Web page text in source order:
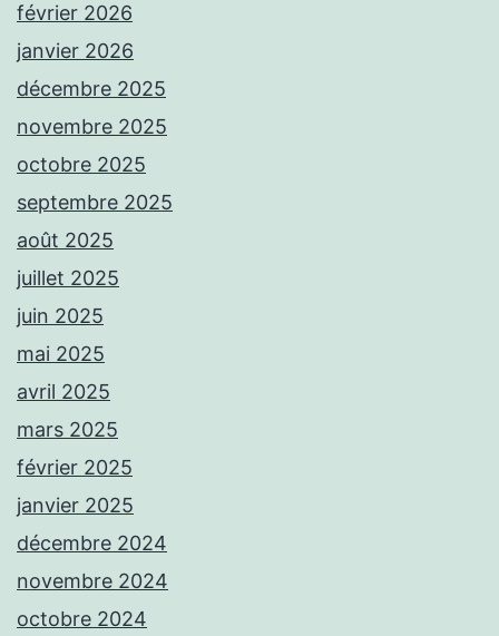
février 2026
janvier 2026
décembre 2025
novembre 2025
octobre 2025
septembre 2025
août 2025
juillet 2025
juin 2025
mai 2025
avril 2025
mars 2025
février 2025
janvier 2025
décembre 2024
novembre 2024
octobre 2024